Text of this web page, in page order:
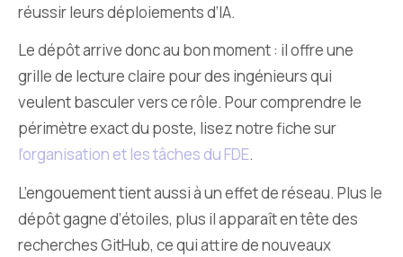
réussir leurs déploiements d’IA.
Le dépôt arrive donc au bon moment : il offre une
grille de lecture claire pour des ingénieurs qui
veulent basculer vers ce rôle. Pour comprendre le
périmètre exact du poste, lisez notre fiche sur
l’organisation et les tâches du FDE.
L’engouement tient aussi à un effet de réseau. Plus le
dépôt gagne d’étoiles, plus il apparaît en tête des
recherches GitHub, ce qui attire de nouveaux